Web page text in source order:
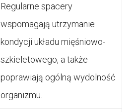
Regularne spacery
wspomagają utrzymanie
kondycji układu mięśniowo-
szkieletowego, a także
poprawiają ogólną wydolność
organizmu.